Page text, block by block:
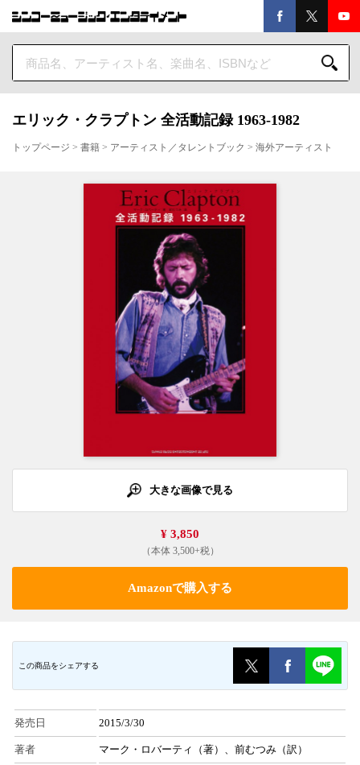
エリック・クラプトン 全活動記録 1963-1982
トップページ > 書籍 > アーティスト／タレントブック > 海外アーティスト
大きな画像で見る
¥ 3,850
（本体 3,500+税）
Amazonで購入する
この商品をシェアする
発売日 2015/3/30
著者 マーク・ロバーティ（著）、前むつみ（訳）